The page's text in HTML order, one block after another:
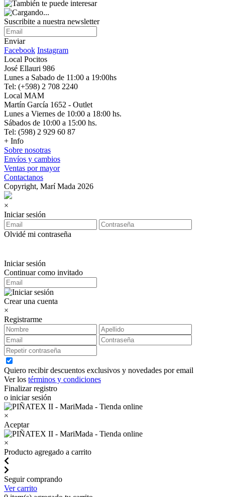
Suscribite a nuestra newsletter
Enviar
Facebook Instagram
Local Pocitos
José Ellauri 986
Lunes a Sabado de 11:00 a 19:00hs
Tel: (+598) 2 708 2240
Local MAM
Martín García 1652 - Outlet
Lunes a Viernes de 10:00 a 18:00 hs.
Sábados de 10:00 a 15:00 hs.
Tel: (598) 2 929 60 87
+ Info
Sobre nosotras
Envíos y cambios
Ventas por mayor
Contactanos
Copyright, Marí Mada 2026
×
Iniciar sesión
Olvidé mi contraseña
Iniciar sesión
Continuar como invitado
Crear una cuenta
×
Registrarme
Quiero recibir descuentos exclusivos y novedades por email
Ver los términos y condiciones
Finalizar registro
o iniciar sesión
×
Aceptar
×
Producto agregado a carrito
Seguir comprando
Ver carrito